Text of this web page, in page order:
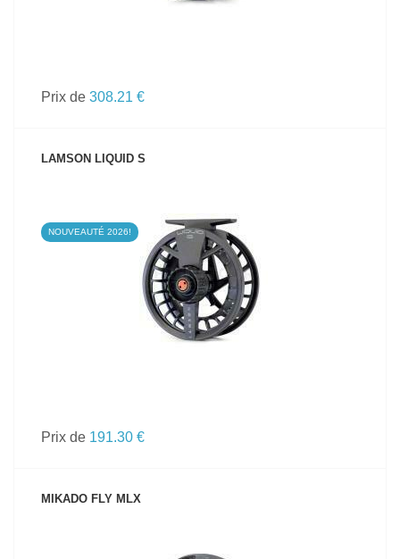
Prix de 308.21 €
LAMSON LIQUID S
NOUVEAUTÉ 2026!
VOIR LE PRODUIT
Prix de 191.30 €
MIKADO FLY MLX